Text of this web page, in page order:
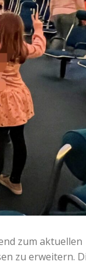
zum aktuellen
zu erweitern.